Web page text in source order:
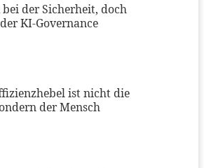
der Sicherheit, doch
KI-Governance
ist nicht die
der Mensch